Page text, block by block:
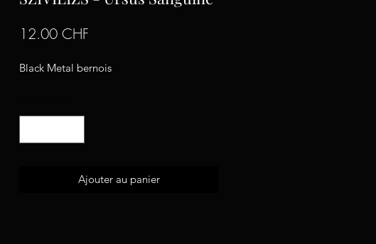
12.00 CHF
Black Metal bernois
Ajouter au panier